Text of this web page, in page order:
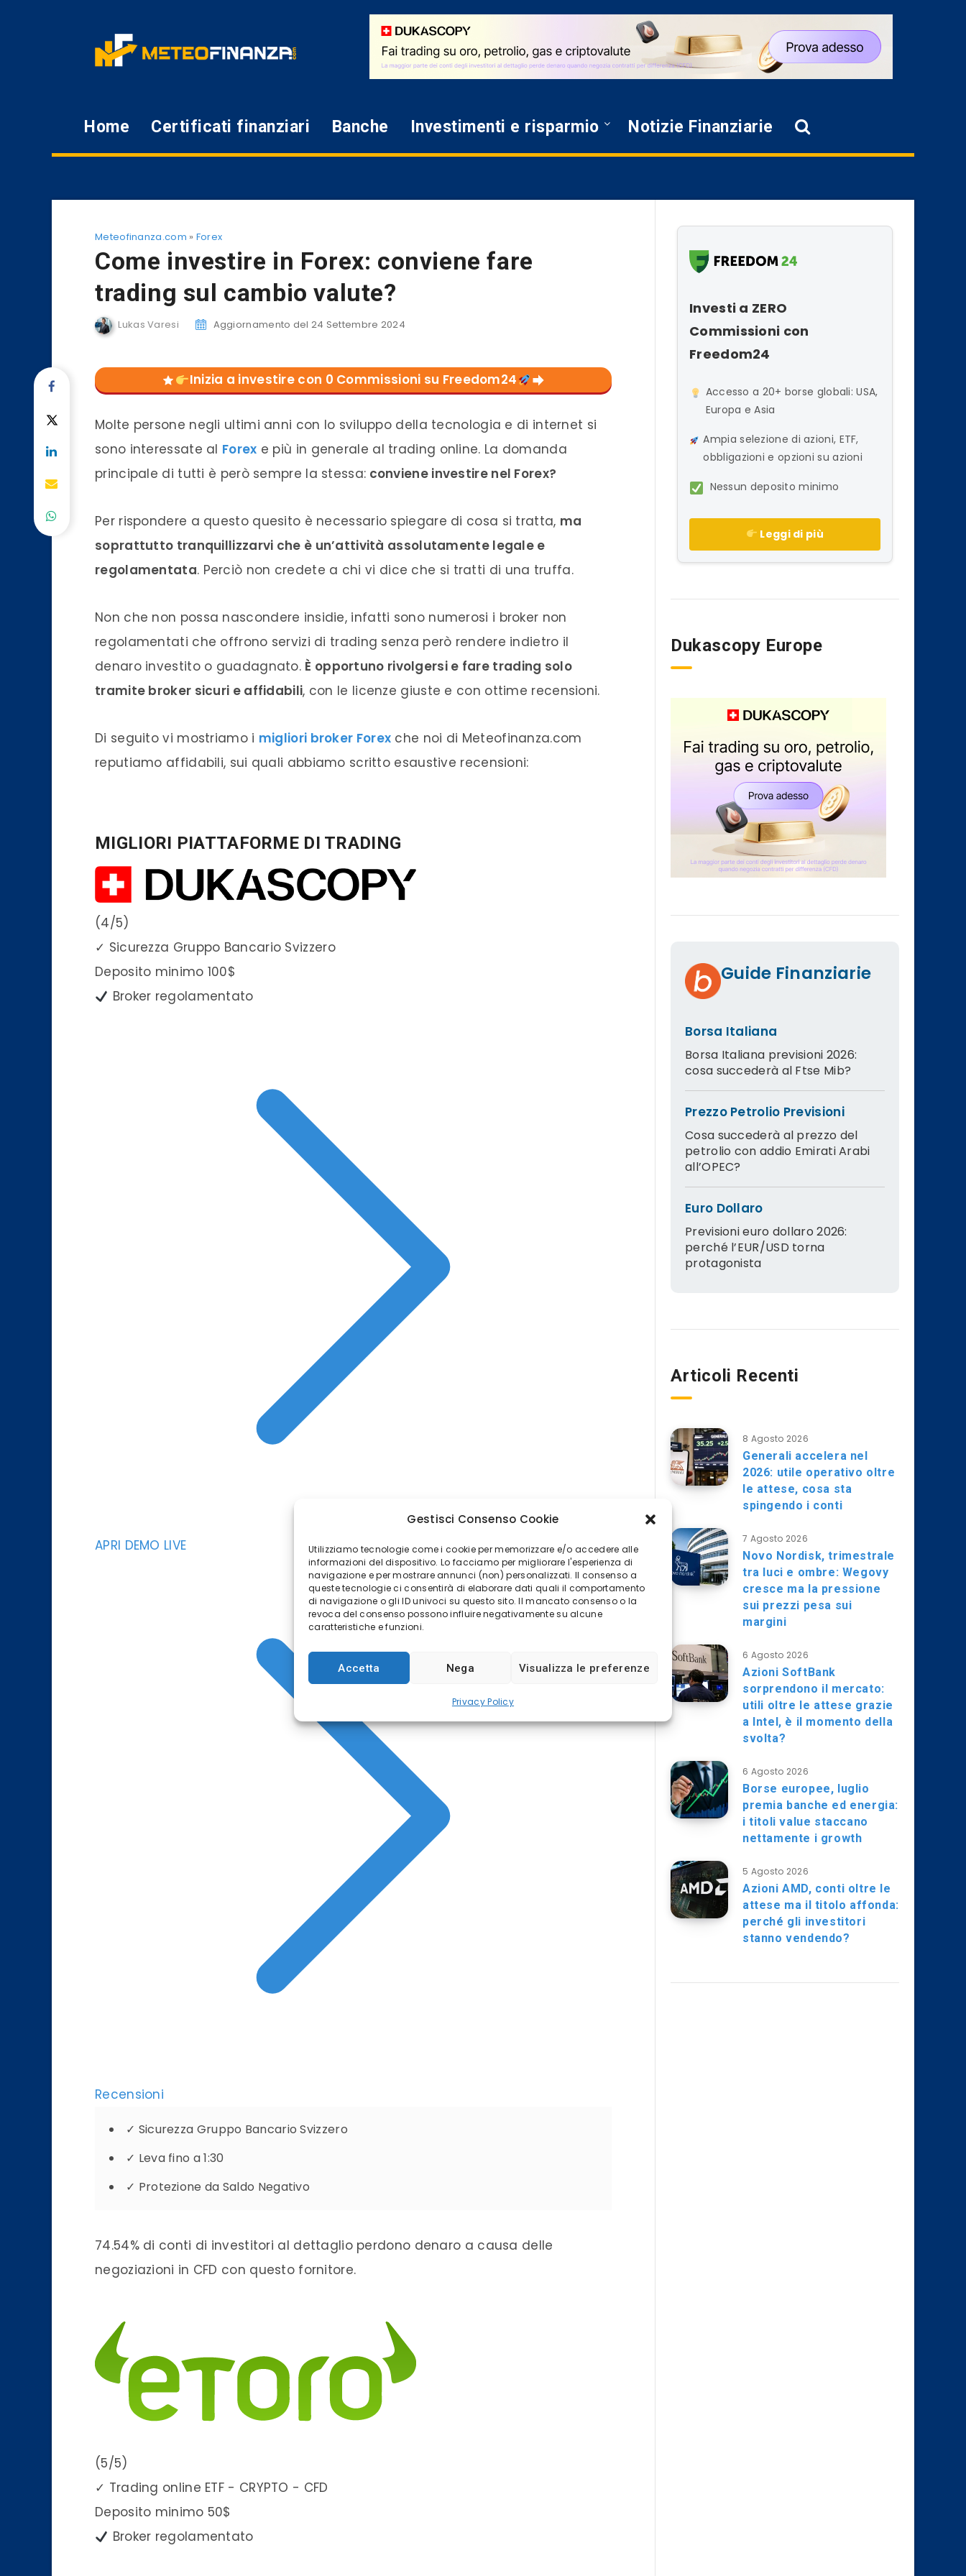
Gestisci Consenso Cookie
Utilizziamo tecnologie come i cookie per memorizzare e/o accedere alle
informazioni del dispositivo. Lo facciamo per migliorare l'esperienza di
navigazione e per mostrare annunci (non) personalizzati. Il consenso a
queste tecnologie ci consentirà di elaborare dati quali il comportamento
di navigazione o gli ID univoci su questo sito. Il mancato consenso o la
revoca del consenso possono influire negativamente su alcune
caratteristiche e funzioni.
Accetta Nega Visualizza le preferenze
Privacy Policy
Home Certificati finanziari Banche Investimenti e risparmio Notizie Finanziarie
Meteofinanza.com » Forex
Come investire in Forex: conviene fare
trading sul cambio valute?
Lukas Varesi Aggiornamento del 24 Settembre 2024
Inizia a investire con 0 Commissioni su Freedom24
Molte persone negli ultimi anni con lo sviluppo della tecnologia e di internet si
sono interessate al Forex e più in generale al trading online. La domanda
principale di tutti è però sempre la stessa: conviene investire nel Forex?
Per rispondere a questo quesito è necessario spiegare di cosa si tratta, ma
soprattutto tranquillizzarvi che è un’attività assolutamente legale e
regolamentata. Perciò non credete a chi vi dice che si tratti di una truffa.
Non che non possa nascondere insidie, infatti sono numerosi i broker non
regolamentati che offrono servizi di trading senza però rendere indietro il
denaro investito o guadagnato. È opportuno rivolgersi e fare trading solo
tramite broker sicuri e affidabili, con le licenze giuste e con ottime recensioni.
Di seguito vi mostriamo i migliori broker Forex che noi di Meteofinanza.com
reputiamo affidabili, sui quali abbiamo scritto esaustive recensioni:
MIGLIORI PIATTAFORME DI TRADING
(4/5)
✓ Sicurezza Gruppo Bancario Svizzero
Deposito minimo 100$
Broker regolamentato
APRI DEMO LIVE
Recensioni
✓ Sicurezza Gruppo Bancario Svizzero
✓ Leva fino a 1:30
✓ Protezione da Saldo Negativo
74.54% di conti di investitori al dettaglio perdono denaro a causa delle
negoziazioni in CFD con questo fornitore.
(5/5)
✓ Trading online ETF - CRYPTO - CFD
Deposito minimo 50$
Broker regolamentato
Investi a ZERO
Commissioni con
Freedom24
Accesso a 20+ borse globali: USA,
Europa e Asia
Ampia selezione di azioni, ETF,
obbligazioni e opzioni su azioni
Nessun deposito minimo
Leggi di più
Dukascopy Europe
Guide Finanziarie
Borsa Italiana
Borsa Italiana previsioni 2026:
cosa succederà al Ftse Mib?
Prezzo Petrolio Previsioni
Cosa succederà al prezzo del
petrolio con addio Emirati Arabi
all’OPEC?
Euro Dollaro
Previsioni euro dollaro 2026:
perché l’EUR/USD torna
protagonista
Articoli Recenti
8 Agosto 2026
Generali accelera nel
2026: utile operativo oltre
le attese, cosa sta
spingendo i conti
7 Agosto 2026
Novo Nordisk, trimestrale
tra luci e ombre: Wegovy
cresce ma la pressione
sui prezzi pesa sui
margini
6 Agosto 2026
Azioni SoftBank
sorprendono il mercato:
utili oltre le attese grazie
a Intel, è il momento della
svolta?
6 Agosto 2026
Borse europee, luglio
premia banche ed energia:
i titoli value staccano
nettamente i growth
5 Agosto 2026
Azioni AMD, conti oltre le
attese ma il titolo affonda:
perché gli investitori
stanno vendendo?